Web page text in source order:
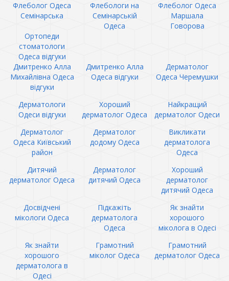
Флеболог Одеса
Семінарська
Флебологи на
Семінарській
Одеса
Флеболог Одеса
Маршала
Говорова
Ортопеди
стоматологи
Одеса відгуки
Дмитренко Алла
Михайлівна Одеса
відгуки
Дмитренко Алла
Одеса відгуки
Дерматолог
Одеса Черемушки
Дерматологи
Одеси відгуки
Хороший
дерматолог Одеса
Найкращий
дерматолог Одеси
Дерматолог
Одеса Київський
район
Дерматолог
додому Одеса
Викликати
дерматолога
Одеса
Дитячий
дерматолог Одеса
Дерматолог
дитячий Одеса
Хороший
дерматолог
дитячий Одеса
Досвідчені
мікологи Одеса
Підкажіть
дерматолога
Одеса
Як знайти
хорошого
міколога в Одесі
Як знайти
хорошого
дерматолога в
Одесі
Грамотний
міколог Одеса
Грамотний
дерматолог Одеса